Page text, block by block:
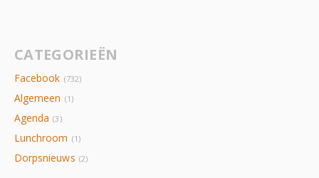
CATEGORIEËN
Facebook (732)
Algemeen (1)
Agenda (3)
Lunchroom (1)
Dorpsnieuws (2)